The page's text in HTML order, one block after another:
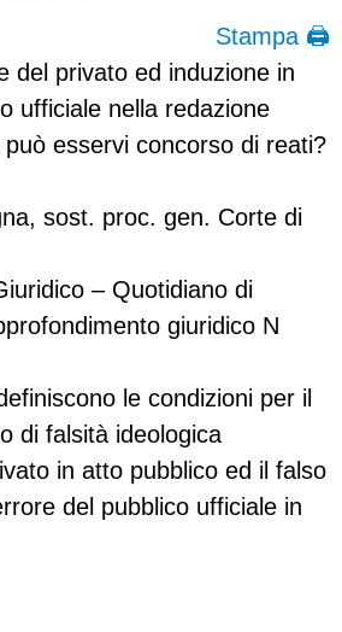
Stampa 🖨
del privato ed induzione in
ufficiale nella redazione
può esservi concorso di reati?
sost. proc. gen. Corte di
– Quotidiano di
giuridico N
le condizioni per il
di falsità ideologica
in atto pubblico ed il falso
del pubblico ufficiale in